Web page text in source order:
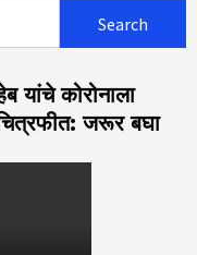
यांचे कोरोनाला
जरूर बघा